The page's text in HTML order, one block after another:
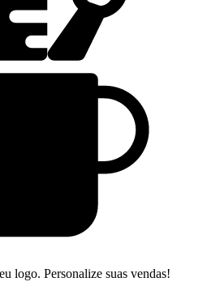
logo. Personalize suas vendas!